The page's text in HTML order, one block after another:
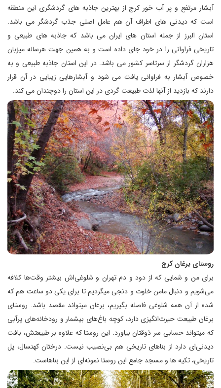
آبشار مرتفع و پر آب خور کرج از بهترین جاذبه های گردشگری این منطقه
است که دیدنی های اطراف آن هم عامل اصلی جذب گردشگر می باشد.
استان البرز از جمله استان های ایران می باشد که جاذبه های طبیعی و
تاریخی فراوانی را در خود جای داده است و به همین جهت هرساله میزبان
هزاران گردشگر از سرتاسر کشور می باشد. در این استان جاذبه طبیعی و به
خصوص آبشار به فراوانی یافت می شود و آبشارهایی زیبایی در آن قرار
دارند که بازدید از آنها لذت طبیعت گردی در این استان را دوچندان می کند.
روستای برغان کرج
برای من و شمایی که از دود و دم تهران و شلوغی‌اش بیشتر وقت‌ها کلافه
می‌شویم و دنبال مامن خلوت و دنجی میگردیم تا برای یکی دو ساعت هم که
شده از آن همه شلوغی فاصله بگیریم، برغان میتواند مقصد باشد. روستای
برغان طبیعت حیرت‌انگیزی دارد، کوچه باغ‌های بیشمار و رودخانه‌های پرآبی
که میتواند حسابی سر ذوقتان بیاورد. این روستا که علاوه بر طبیعتش، بافت
دیدنی‌ای دارد از بناهای تاریخی هم بی‌نصیب نیست. درختان کهنسال، پل
تاریخی، تکیه ها و مسجد جامع این روستا نمونه‌ای از این بناهاست.